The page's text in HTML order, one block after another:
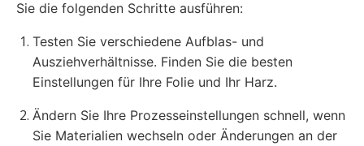
Sie die folgenden Schritte ausführen:
Testen Sie verschiedene Aufblas- und
Ausziehverhältnisse. Finden Sie die besten
Einstellungen für Ihre Folie und Ihr Harz.
Ändern Sie Ihre Prozesseinstellungen schnell, wenn
Sie Materialien wechseln oder Änderungen an der